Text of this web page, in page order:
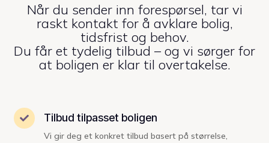
Når du sender inn forespørsel, tar vi
raskt kontakt for å avklare bolig,
tidsfrist og behov.
Du får et tydelig tilbud – og vi sørger for
at boligen er klar til overtakelse.
 Tilbud tilpasset boligen
Vi gir deg et konkret tilbud basert på størrelse,